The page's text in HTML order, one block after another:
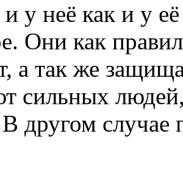
у неё как и у
Они как
а так же
сильных
В другом